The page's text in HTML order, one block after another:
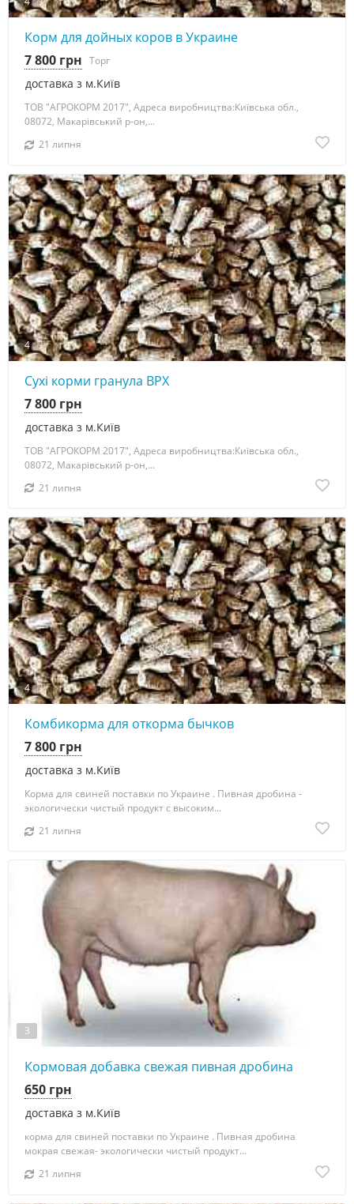
Корм для дойных коров в Украине
доставка з м.Київ
7 800 грн Торг
ТОВ "АГРОКОРМ 2017", Адреса виробництва:Київська обл.,
08072, Макарівський р-он,...
21 липня
4
Сухі корми гранула ВРХ
доставка з м.Київ
7 800 грн
ТОВ "АГРОКОРМ 2017", Адреса виробництва:Київська обл.,
08072, Макарівський р-он,...
21 липня
4
Комбикорма для откорма бычков
доставка з м.Київ
7 800 грн
Корма для свиней поставки по Украине . Пивная дробина -
экoлoгически чистый пpoдyкт с высоким...
21 липня
3
Кормовая добавка свежая пивная дробина
доставка з м.Київ
650 грн
корма для свиней поставки по Украине . Пивная дробина
мокрая свежая- экoлoгически чистый пpoдyкт...
21 липня